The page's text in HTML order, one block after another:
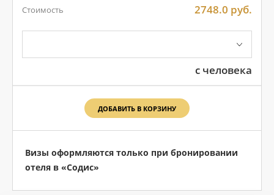
Стоимость 2748.0 руб.
с человека
ДОБАВИТЬ В КОРЗИНУ
Визы оформляются только при бронировании
отеля в «Содис»